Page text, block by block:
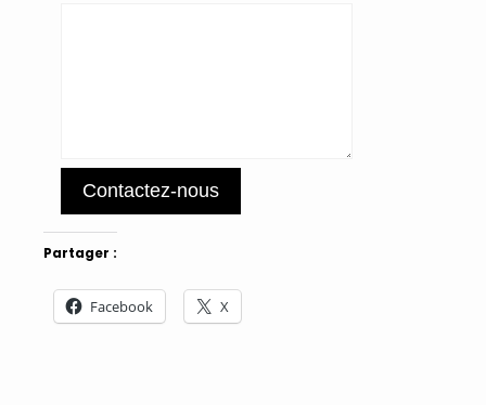
Contactez-nous
Partager :
Facebook X